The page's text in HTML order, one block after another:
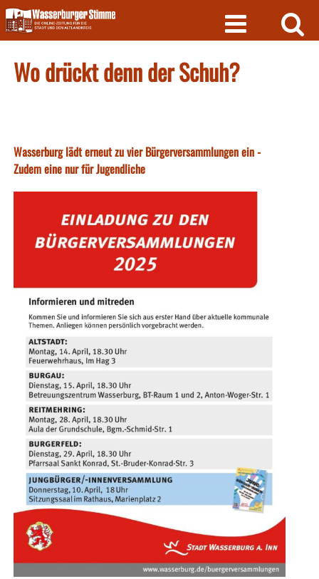
Skip
to
content
Wo drückt denn der Schuh?
Wasserburg lädt erneut zu vier Bürgerversammlungen ein -
Zudem eine nur für Jugendliche